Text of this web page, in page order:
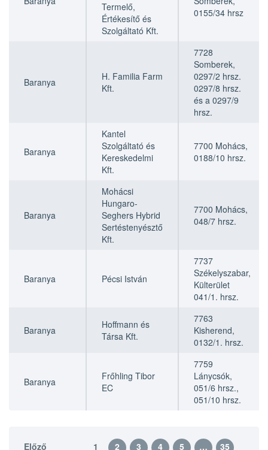
Termelő,
Értékesítő és
Szolgáltató Kft.
0155/34 hrsz
Baranya
H. Familia Farm
Kft.
7728
Somberek,
0297/2 hrsz.
0297/8 hrsz.
és a 0297/9
hrsz.
Baranya
Kantel
Szolgáltató és
Kereskedelmi
Kft.
7700 Mohács,
0188/10 hrsz.
Baranya
Mohácsi
Hungaro-
Seghers Hybrid
Sertéstenyésztő
Kft.
7700 Mohács,
048/7 hrsz.
Baranya Pécsi István
7737
Székelyszabar,
Külterület
041/1. hrsz.
Baranya
Hoffmann és
Társa Kft.
7763
Kisherend,
0132/1. hrsz.
Baranya
Frőhling Tibor
EC
7759
Lánycsók,
051/6 hrsz.,
051/10 hrsz.
Előző 1 2 3 4 5 … 35